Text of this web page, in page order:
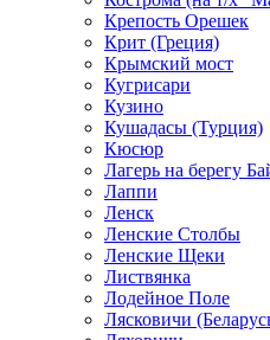
Крепость Орешек
Крит (Греция)
Крымский мост
Кугрисари
Кузино
Кушадасы (Турция)
Кюсюр
Лагерь на берегу
Лаппи
Ленск
Ленские Столбы
Ленские Щеки
Листвянка
Лодейное Поле
Лясковичи